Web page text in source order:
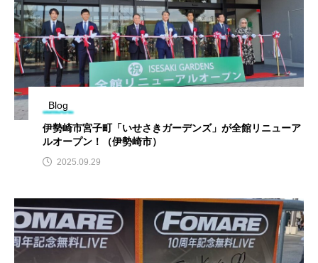
Blog
伊勢崎市宮子町「いせさきガーデンズ」が全館リニューア
ルオープン！（伊勢崎市）
2025.09.29